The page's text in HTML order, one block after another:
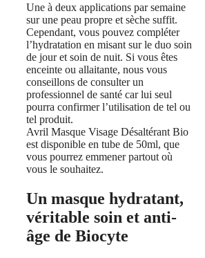
Une à deux applications par semaine
sur une peau propre et sèche suffit.
Cependant, vous pouvez compléter
l’hydratation en misant sur le duo soin
de jour et soin de nuit. Si vous êtes
enceinte ou allaitante, nous vous
conseillons de consulter un
professionnel de santé car lui seul
pourra confirmer l’utilisation de tel ou
tel produit.
Avril Masque Visage Désaltérant Bio
est disponible en tube de 50ml, que
vous pourrez emmener partout où
vous le souhaitez.
Un masque hydratant,
véritable soin et anti-
âge de Biocyte